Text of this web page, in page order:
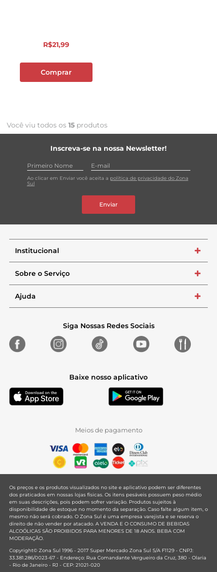
R$21,99
Comprar
Você viu todos os 15 produtos
Inscreva-se na nossa Newsletter!
Ao clicar em Enviar você aceita a política de privacidade do Zona
Sul
Enviar
Institucional +
Sobre o Serviço +
Ajuda +
Siga Nossas Redes Sociais
Baixe nosso aplicativo
Meios de pagamento
Os preços e os produtos visualizados no site e aplicativo podem ser diferentes
dos praticados em nossas lojas físicas. Os itens pesáveis possuem peso médio
em suas descrições, pois podem sofrer variação. Produtos sujeitos à
disponibilidade de estoque no momento da separação. Caso falte algum item, o
mesmo não será cobrado. O Zona Sul é uma empresa varejista e se reserva o
direito de não vender por atacado. A VENDA E O CONSUMO DE BEBIDAS
ALCOÓLICAS SÃO PROIBIDOS PARA MENORES DE 18 ANOS. BEBA COM
MODERAÇÃO.
Copyright© Zona Sul 1996 - 2017 Super Mercado Zona Sul S/A F1129 - CNPJ:
33.381.286/0023-67 - Endereço: Rua Comandante Vergueiro da Cruz, 380 - Olaria
- Rio de Janeiro - RJ - CEP: 21021-020